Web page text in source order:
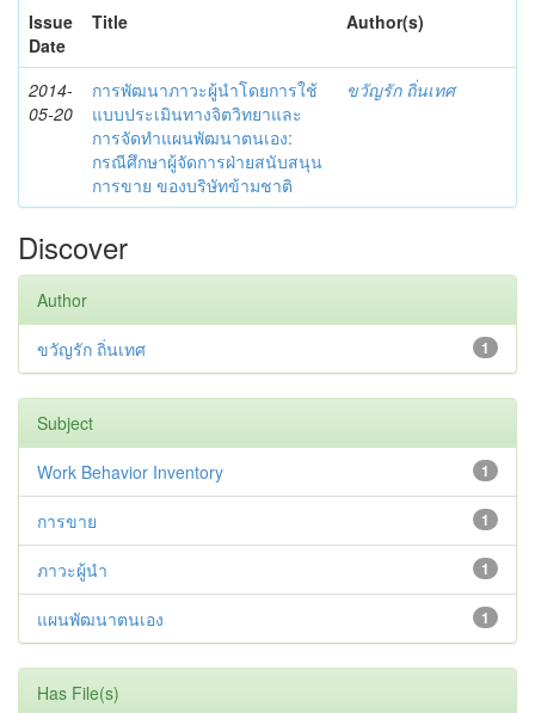
Issue
Date
Title Author(s)
2014-
05-20
การพัฒนาภาวะผู้นำโดยการใช้
แบบประเมินทางจิตวิทยาและ
การจัดทำแผนพัฒนาตนเอง:
กรณีศึกษาผู้จัดการฝ่ายสนับสนุน
การขาย ของบริษัทข้ามชาติ
ขวัญรัก ถิ่นเทศ
Discover
Author
1
ขวัญรัก ถิ่นเทศ
Subject
1
Work Behavior Inventory
1
การขาย
1
ภาวะผู้นำ
1
แผนพัฒนาตนเอง
Has File(s)